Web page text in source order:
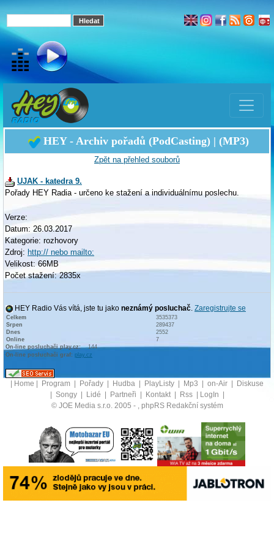
HEY - Archiv pořadů (PodCasting) | (MP3)
Zpět na přehled souborů
UJAK - katedra 9.
Pořady HEY Radia - určeno ke stažení a individuálnímu poslechu.
Verze:
Datum: 26.03.2017
Kategorie: rozhovory
Zdroj: http:// nebo mailto:
Velikost: 66MB
Počet stažení: 2835x
HEY Radio Vás vítá, jste tu jako neznámý posluchač. Zaregistrujte se
Celkem
3535373
Srpen
289437
Dnes
2552
Online
7
On-line posluchači play.cz:
144
On-line posluchači graf: play.cz
Home Program Pořady Hudba PlayListy Mp3 on-Air
Diskuse
Songy Lidé Partneři Kontakt Rss LogIn
© JOE Media s.r.o. 2005 - , phpRS Redakční systém